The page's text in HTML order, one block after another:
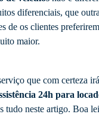
diferenciais, que
de os clientes
maior.
que com certeza
24h para
tudo neste artigo. Boa